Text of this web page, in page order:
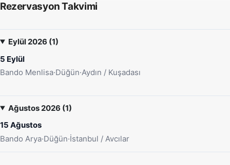
Rezervasyon Takvimi
Eylül 2026 (1)
5 Eylül
Bando Menlisa·Düğün·Aydın / Kuşadası
Ağustos 2026 (1)
15 Ağustos
Bando Arya·Düğün·İstanbul / Avcılar